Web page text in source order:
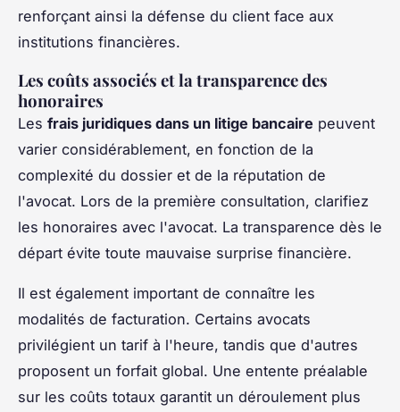
renforçant ainsi la défense du client face aux
institutions financières.
Les coûts associés et la transparence des
honoraires
Les frais juridiques dans un litige bancaire peuvent
varier considérablement, en fonction de la
complexité du dossier et de la réputation de
l'avocat. Lors de la première consultation, clarifiez
les honoraires avec l'avocat. La transparence dès le
départ évite toute mauvaise surprise financière.
Il est également important de connaître les
modalités de facturation. Certains avocats
privilégient un tarif à l'heure, tandis que d'autres
proposent un forfait global. Une entente préalable
sur les coûts totaux garantit un déroulement plus